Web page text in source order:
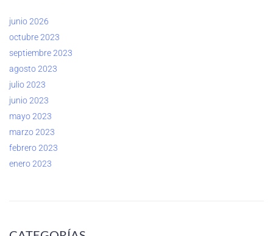
junio 2026
octubre 2023
septiembre 2023
agosto 2023
julio 2023
junio 2023
mayo 2023
marzo 2023
febrero 2023
enero 2023